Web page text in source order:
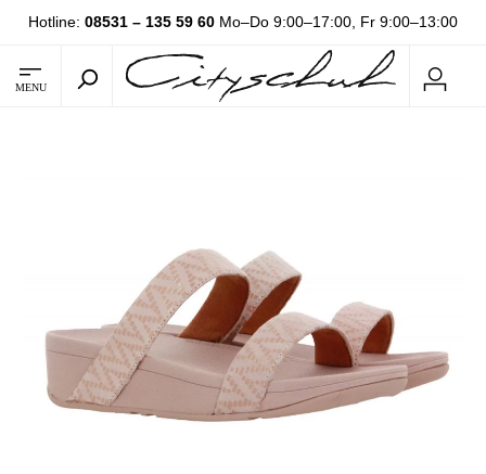
Hotline: 08531 – 135 59 60 Mo–Do 9:00–17:00, Fr 9:00–13:00
MENU